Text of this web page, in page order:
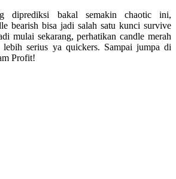
diprediksi bakal semakin chaotic ini,
bearish bisa jadi salah satu kunci survive
mulai sekarang, perhatikan candle merah
serius ya quickers. Sampai jumpa di
Profit!